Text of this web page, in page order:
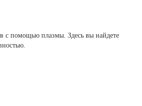
с помощью плазмы. Здесь вы найдете